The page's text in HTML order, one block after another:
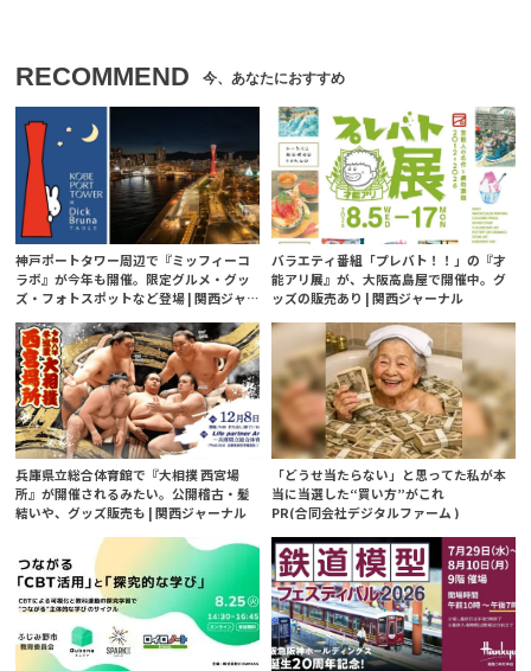
RECOMMEND
神戸ポートタワー周辺で『ミッフィーコ
ラボ』が今年も開催。限定グルメ・グッ
ズ・フォトスポットなど登場 | 関西ジャ
バラエティ番組「プレバト！！」の『才
能アリ展』が、大阪高島屋で開催中。グ
ッズの販売あり | 関西ジャーナル
兵庫県立総合体育館で『大相撲 西宮場
所』が開催されるみたい。公開稽古・髪
結いや、グッズ販売も | 関西ジャーナル
「どうせ当たらない」と思ってた私が本
当に当選した“買い方”がこれ
PR(合同会社デジタルファーム )